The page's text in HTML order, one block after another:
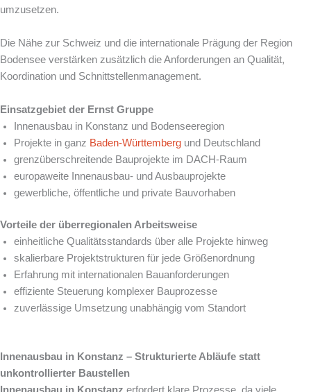
umzusetzen.
Die Nähe zur Schweiz und die internationale Prägung der Region
Bodensee verstärken zusätzlich die Anforderungen an Qualität,
Koordination und Schnittstellenmanagement.
Einsatzgebiet der Ernst Gruppe
Innenausbau in Konstanz und Bodenseeregion
Projekte in ganz Baden-Württemberg und Deutschland
grenzüberschreitende Bauprojekte im DACH-Raum
europaweite Innenausbau- und Ausbauprojekte
gewerbliche, öffentliche und private Bauvorhaben
Vorteile der überregionalen Arbeitsweise
einheitliche Qualitätsstandards über alle Projekte hinweg
skalierbare Projektstrukturen für jede Größenordnung
Erfahrung mit internationalen Bauanforderungen
effiziente Steuerung komplexer Bauprozesse
zuverlässige Umsetzung unabhängig vom Standort
Innenausbau in Konstanz – Strukturierte Abläufe statt
unkontrollierter Baustellen